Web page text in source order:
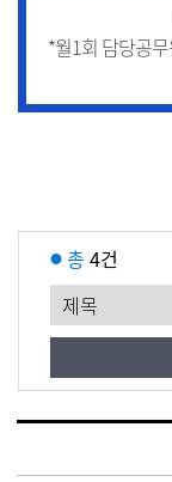
*월1회 담당공
총 4건